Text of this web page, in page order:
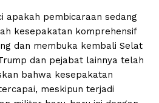
apakah pembicaraan sedang
kesepakatan komprehensif
dan membuka kembali Selat
dan pejabat lainnya telah
bahwa kesepakatan
meskipun terjadi